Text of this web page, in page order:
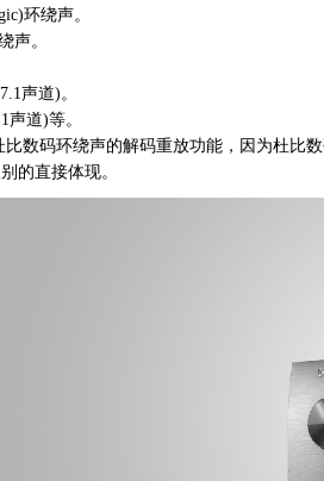
环绕声。
声。
声道)。
声道)等。
数码环绕声的解码重放功能，因为杜比
的直接体现。